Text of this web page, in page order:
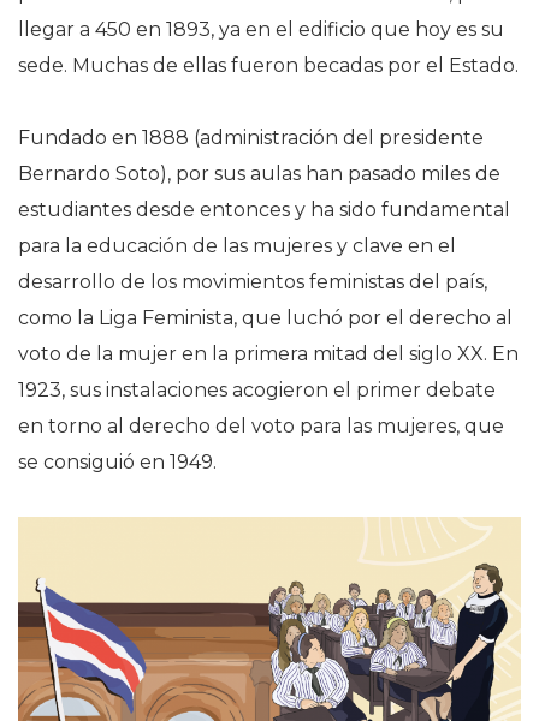
llegar a 450 en 1893, ya en el edificio que hoy es su
sede. Muchas de ellas fueron becadas por el Estado.
Fundado en 1888 (administración del presidente
Bernardo Soto), por sus aulas han pasado miles de
estudiantes desde entonces y ha sido fundamental
para la educación de las mujeres y clave en el
desarrollo de los movimientos feministas del país,
como la Liga Feminista, que luchó por el derecho al
voto de la mujer en la primera mitad del siglo XX. En
1923, sus instalaciones acogieron el primer debate
en torno al derecho del voto para las mujeres, que
se consiguió en 1949.